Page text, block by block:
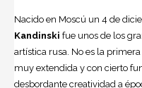
Nacido en Moscú un 4 de
Kandinski fue unos de los
artística rusa. No es la
muy extendida y con cierto
desbordante creatividad a